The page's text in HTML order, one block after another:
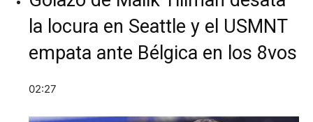
la locura en Seattle y el USMNT
empata ante Bélgica en los 8vos
02:27